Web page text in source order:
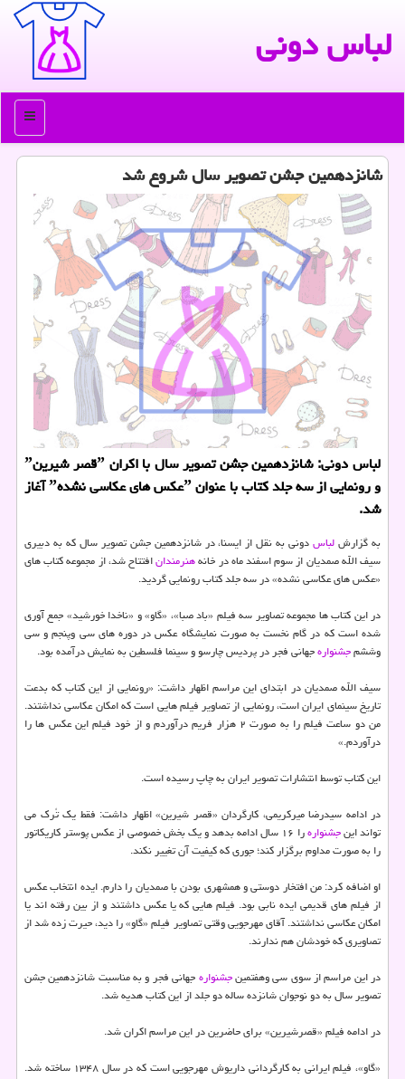
لباس دونی
منو
شانزدهمین جشن تصویر سال شروع شد
لباس دونی: شانزدهمین جشن تصویر سال با اكران ˮقصر شیرینˮ
و رونمایی از سه جلد كتاب با عنوان ˮعكس های عكاسی نشدهˮ آغاز
شد.
به گزارشلباسدونی به نقل از ایسنا، در شانزدهمین جشن تصویر سال كه به دبیری
سیف الله صمدیان از سوم اسفند ماه در خانههنرمندانافتتاح شد، از مجموعه كتاب های
«عكس های عكاسی نشده» در سه جلد كتاب رونمایی گردید.
در این كتاب ها مجموعه تصاویر سه فیلم «باد صبا»، «گاو» و «ناخدا خورشید» جمع آوری
شده است كه در گام نخست به صورت نمایشگاه عكس در دوره های سی وپنجم و سی
وششمجشنوارهجهانی فجر در پردیس چارسو و سینما فلسطین به نمایش درآمده بود.
سیف الله صمدیان در ابتدای این مراسم اظهار داشت: «رونمایی از این كتاب كه بدعت
تاریخ سینمای ایران است، رونمایی از تصاویر فیلم هایی است كه امكان عكاسی نداشتند.
من دو ساعت فیلم را به صورت ۲ هزار فریم درآوردم و از خود فیلم این عكس ها را
درآوردم.»
این كتاب توسط انتشارات تصویر ایران به چاپ رسیده است.
در ادامه سیدرضا میركریمی، كارگردان «قصر شیرین» اظهار داشت: فقط یك تُرك می
تواند اینجشنواره
را ۱۶ سال ادامه بدهد و یك بخش خصوصی از عكس پوستر كاریكاتور
را به صورت مداوم برگزار كند؛ جوری كه كیفیت آن تغییر نكند.
او اضافه كرد: من افتخار دوستی و همشهری بودن با صمدیان را دارم. ایده انتخاب عكس
از فیلم های قدیمی ایده نابی بود. فیلم هایی كه یا عكس داشتند و از بین رفته اند یا
امكان عكاسی نداشتند. آقای مهرجویی وقتی تصاویر فیلم «گاو» را دید، حیرت زده شد از
تصاویری كه خودشان هم ندارند.
در این مراسم از سوی سی وهفتمینجشنوارهجهانی فجر و به مناسبت شانزدهمین جشن
تصویر سال به دو نوجوان شانزده ساله دو جلد از این كتاب هدیه شد.
در ادامه فیلم «قصرشیرین» برای حاضرین در این مراسم اكران شد.
«گاو»، فیلم ایرانی به كارگردانی داریوش مهرجویی است كه در سال ۱۳۴۸ ساخته شد.